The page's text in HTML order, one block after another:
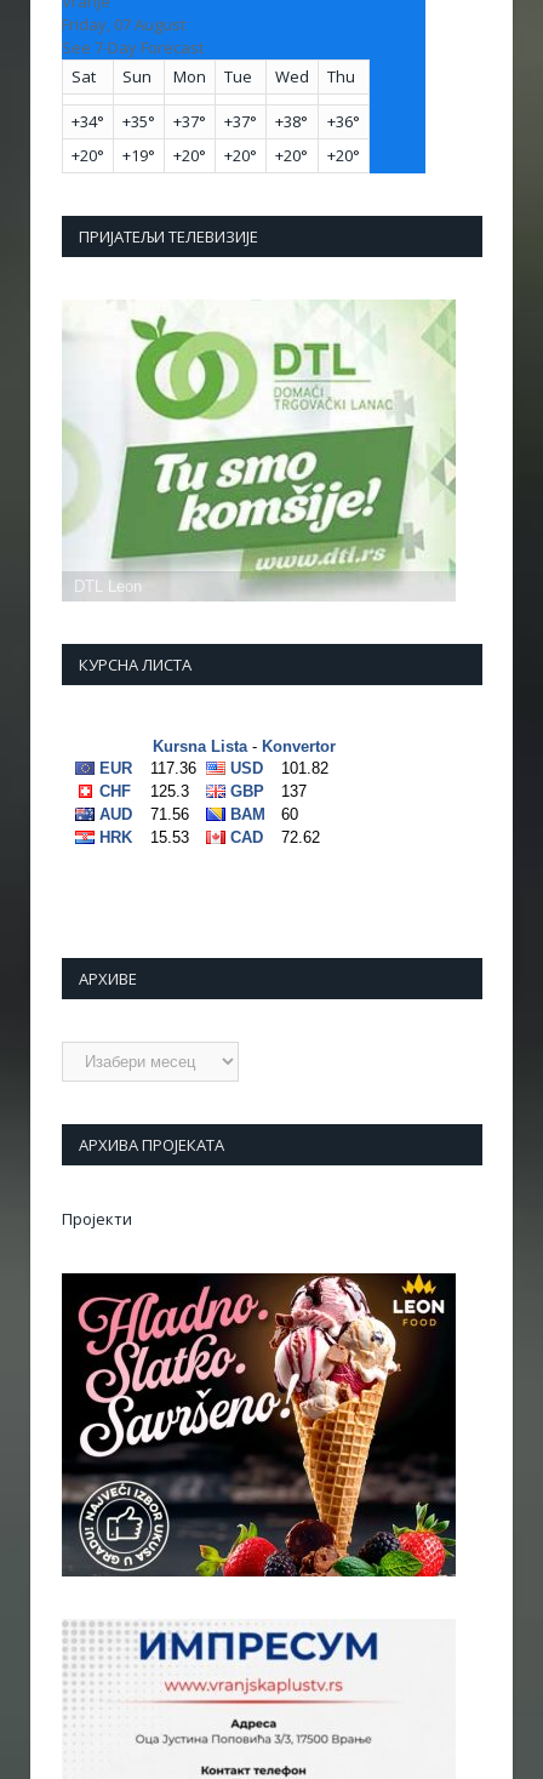
Friday, 07 August
See 7-Day Forecast
Sat
Sun Mon Tue Wed Thu
+34° +35° +37° +37° +38° +36°
+20° +19° +20° +20° +20° +20°
ПРИЈАТЕЉИ ТЕЛЕВИЗИЈЕ
КУРСНА ЛИСТА
АРХИВЕ
Архиве
АРХИВА ПРОЈЕКАТА
Пројекти